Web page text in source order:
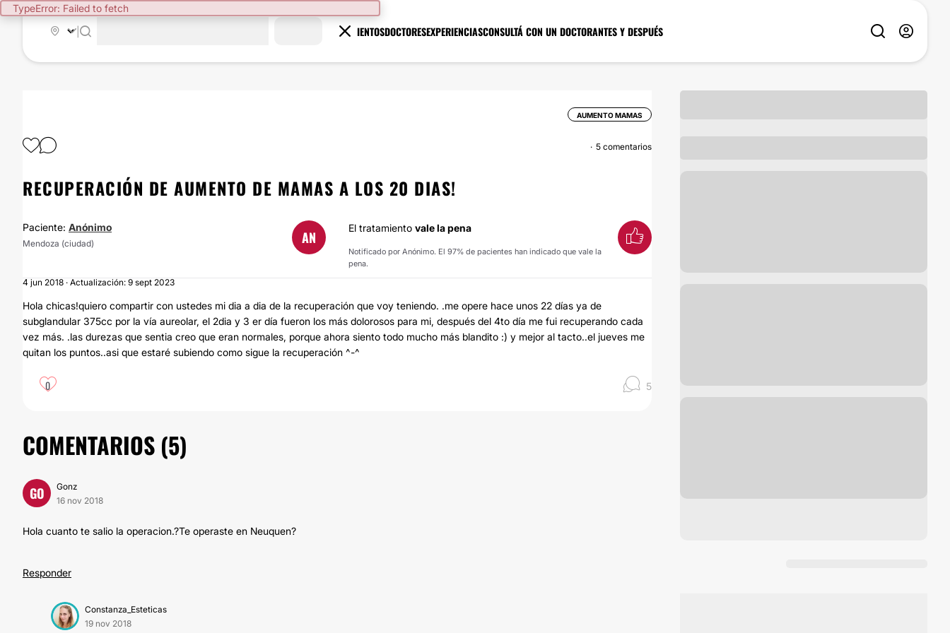
TypeError: Failed to fetch
TRATAMIENTOSDOCTORESEXPERIENCIASCONSULTÁ CON UN DOCTORANTES Y DESPUÉS
AUMENTO MAMAS
5 comentarios
RECUPERACIÓN DE AUMENTO DE MAMAS A LOS 20 DIAS!
Paciente: Anónimo
Mendoza (ciudad) AN El tratamiento vale la pena
Notificado por Anónimo. El 97% de pacientes han indicado que vale la
pena.
4 jun 2018 · Actualización: 9 sept 2023
Hola chicas!quiero compartir con ustedes mi dia a dia de la recuperación que voy teniendo. .me opere hace unos 22 días ya de
subglandular 375cc por la vía aureolar, el 2dia y 3 er día fueron los más dolorosos para mi, después del 4to día me fui recuperando cada
vez más. .las durezas que sentia creo que eran normales, porque ahora siento todo mucho más blandito :) y mejor al tacto..el jueves me
quitan los puntos..asi que estaré subiendo como sigue la recuperación ^-^
0 5
COMENTARIOS (5)
GO
Gonz
16 nov 2018
Hola cuanto te salio la operacion.?Te operaste en Neuquen?
Responder
Constanza_Esteticas
19 nov 2018